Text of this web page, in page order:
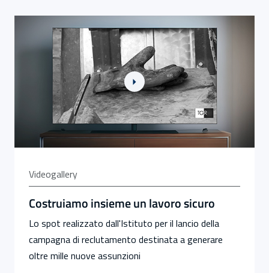
Link alla Gallery Costruiamo insieme un lavoro sicuro
Videogallery
Costruiamo insieme un lavoro sicuro
Lo spot realizzato dall'Istituto per il lancio della
campagna di reclutamento destinata a generare
oltre mille nuove assunzioni